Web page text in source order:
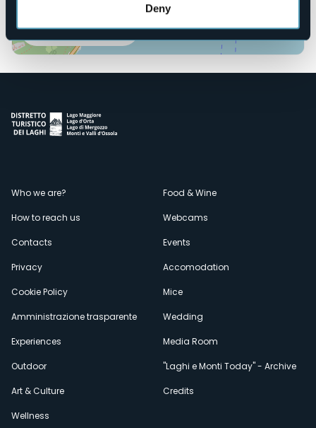
Deny
Open the map
Menù
secondario
Who we are?
How to reach us
Contacts
Privacy
Cookie Policy
Amministrazione trasparente
Experiences
Outdoor
Art & Culture
Wellness
Food & Wine
Webcams
Events
Accomodation
Mice
Wedding
Media Room
"Laghi e Monti Today" - Archive
Credits